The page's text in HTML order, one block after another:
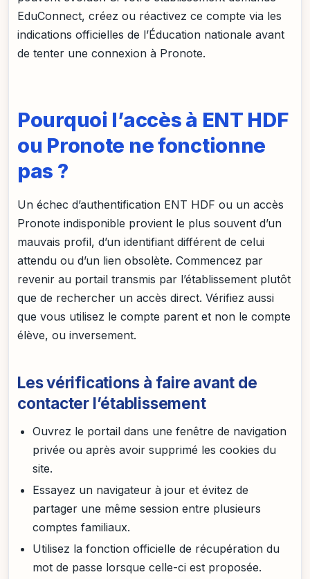
EduConnect, créez ou réactivez ce compte via les
indications officielles de l’Éducation nationale avant
de tenter une connexion à Pronote.
Pourquoi l’accès à ENT HDF
ou Pronote ne fonctionne
pas ?
Un échec d’authentification ENT HDF ou un accès
Pronote indisponible provient le plus souvent d’un
mauvais profil, d’un identifiant différent de celui
attendu ou d’un lien obsolète. Commencez par
revenir au portail transmis par l’établissement plutôt
que de rechercher un accès direct. Vérifiez aussi
que vous utilisez le compte parent et non le compte
élève, ou inversement.
Les vérifications à faire avant de
contacter l’établissement
Ouvrez le portail dans une fenêtre de navigation
privée ou après avoir supprimé les cookies du
site.
Essayez un navigateur à jour et évitez de
partager une même session entre plusieurs
comptes familiaux.
Utilisez la fonction officielle de récupération du
mot de passe lorsque celle-ci est proposée.